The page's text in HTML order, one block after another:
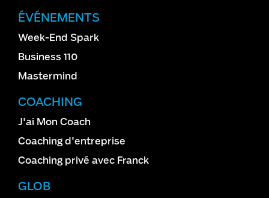
ÉVÉNEMENTS
Week-End Spark
Business 110
Mastermind
COACHING
J'ai Mon Coach
Coaching d'entreprise
Coaching privé avec Franck
GLOB